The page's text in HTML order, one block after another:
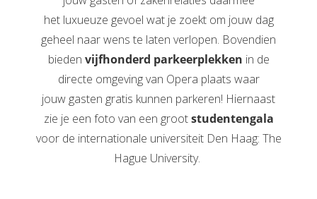
het luxueuze gevoel wat je zoekt om jouw dag
geheel naar wens te laten verlopen. Bovendien
bieden vijfhonderd parkeerplekken in de
directe omgeving van Opera plaats waar
jouw gasten gratis kunnen parkeren! Hiernaast
zie je een foto van een grootstudentengala
voor de internationale universiteit Den Haag: The
Hague University.